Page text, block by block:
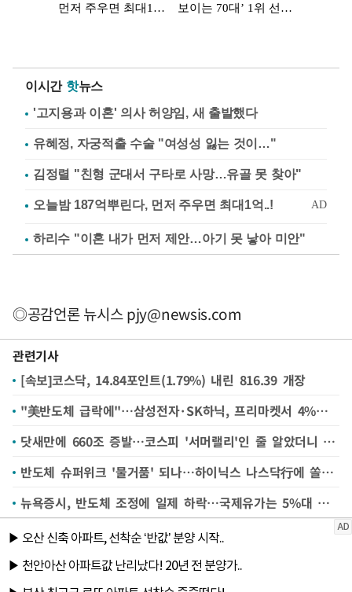
이시간 핫뉴스
'고지용과 이혼' 의사 허양임, 새 출발했다
유혜정, 자궁적출 수술 "여성성 잃는 것이…"
김정렬 "친형 군대서 구타로 사망…유골 못 찾아"
하리수 "이혼 내가 먼저 제안…아기 못 낳아 미안"
◎공감언론 뉴시스pjy@newsis.com
관련기사
[속보]코스닥, 14.84포인트(1.79%) 내린 816.39 개장
"美반도체 급락에"…삼성전자·SK하닉, 프리마켓서 4%대 하락
닷새만에 660조 증발…코스피 '서머랠리'인 줄 알았더니 '호러랠리'로?
반도체 슈퍼위크 '물거품' 되나…하이닉스 나스닥行에 쏠린 눈
뉴욕증시, 반도체 조정에 일제 하락…국제유가는 5%대 상승